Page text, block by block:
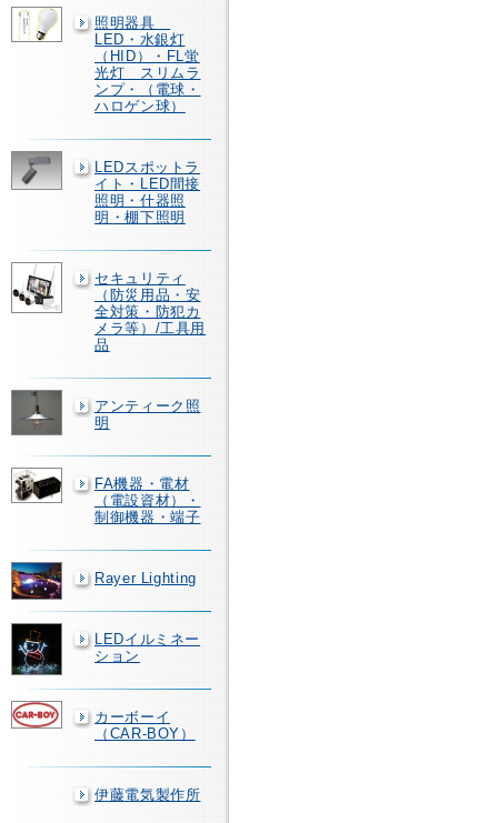
照明器具
LED・水銀灯
（HID）・FL蛍
光灯 スリムラ
ンプ・（電球・
ハロゲン球）
LEDスポットラ
イト・LED間接
照明・什器照
明・棚下照明
セキュリティ
（防災用品・安
全対策・防犯カ
メラ等）/工具用
品
アンティーク照
明
FA機器・電材
（電設資材）・
制御機器・端子
Rayer Lighting
LEDイルミネー
ション
カーボーイ
（CAR-BOY）
伊藤電気製作所